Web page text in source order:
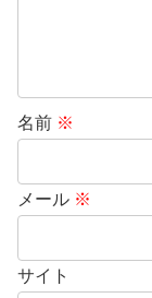
名前 ※
メール ※
サイト